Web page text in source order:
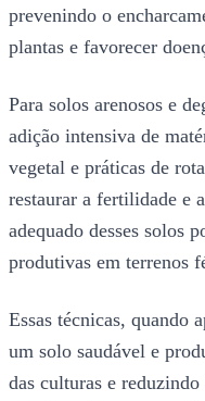
prevenindo o
plantas e favorecer
Para solos arenosos e
adição intensiva de
vegetal e práticas de
restaurar a fertilidade e
adequado desses solos
produtivas em terrenos
Essas técnicas, quando
um solo saudável e
das culturas e